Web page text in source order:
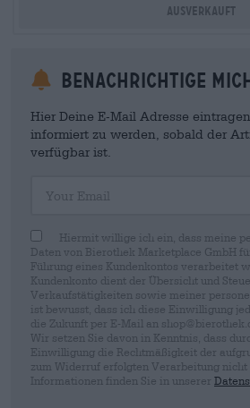
Ausverkauft
Benachrichtige
Hier Deine E-Mail Adresse
informiert zu werden, sobald der
verfügbar ist.
Hiermit willige ich ein, dass meine
Daten von Bierothek Marketplace GmbH
Führung eines Kundenkontos verarbeitet
Kundenkonto dient der Übersicht und
Verkaufstätigkeiten sowie meiner
ist bewusst, dass ich diese Einwilligung
die Zukunft per E-Mail an
Wir setzen Sie davon in Kenntnis, dass
Einwilligung die Rechtmäßigkeit der
zum Widerruf erfolgten Verarbeitung
Informationen finden Sie in unserer